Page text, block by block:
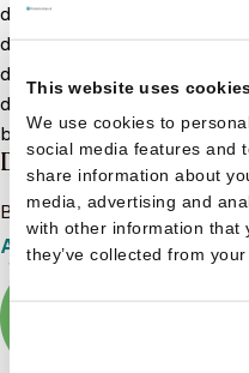
This website uses
We use cookies to
social media features and
share information about
media, advertising and
with other information that
they’ve collected from
deze boeken vind je
deze prehistorische
dinosaurussen nog
dolgraag weten. Bestel
boekje!
Dinosaurus
Bekijk het boeken aanbod
Aanbod